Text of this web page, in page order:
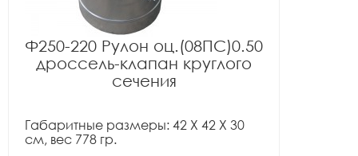
Ф250-220 Рулон оц.(08ПС)0.50
дроссель-клапан круглого
сечения
Габаритные размеры: 42 X 42 X 30
см, вес 778 гр.